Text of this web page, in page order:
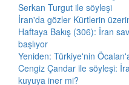
Serkan Turgut ile söyleşi
İran'da gözler Kürtlerin
Haftaya Bakış (306): İran
başlıyor
Yeniden: Türkiye'nin
Cengiz Çandar ile söyleşi:
kuyuya iner mi?